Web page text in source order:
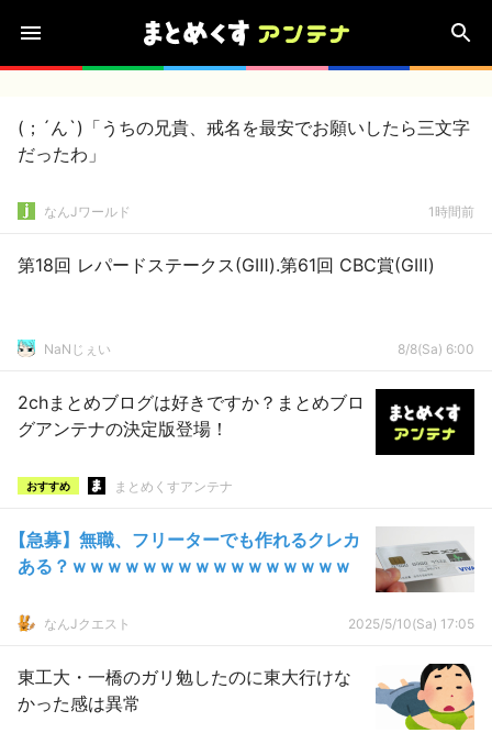
(；´ん`)「うちの兄貴、戒名を最安でお願いしたら三文字
だったわ」
なんJワールド 1時間前
第18回 レパードステークス(GⅢ).第61回 CBC賞(GⅢ)
NaNじぇい 8/8(Sa) 6:00
2chまとめブログは好きですか？まとめブロ
グアンテナの決定版登場！
おすすめ まとめくすアンテナ
【急募】無職、フリーターでも作れるクレカ
ある？ｗｗｗｗｗｗｗｗｗｗｗｗｗｗｗｗ
なんJクエスト 2025/5/10(Sa) 17:05
東工大・一橋のガリ勉したのに東大行けな
かった感は異常